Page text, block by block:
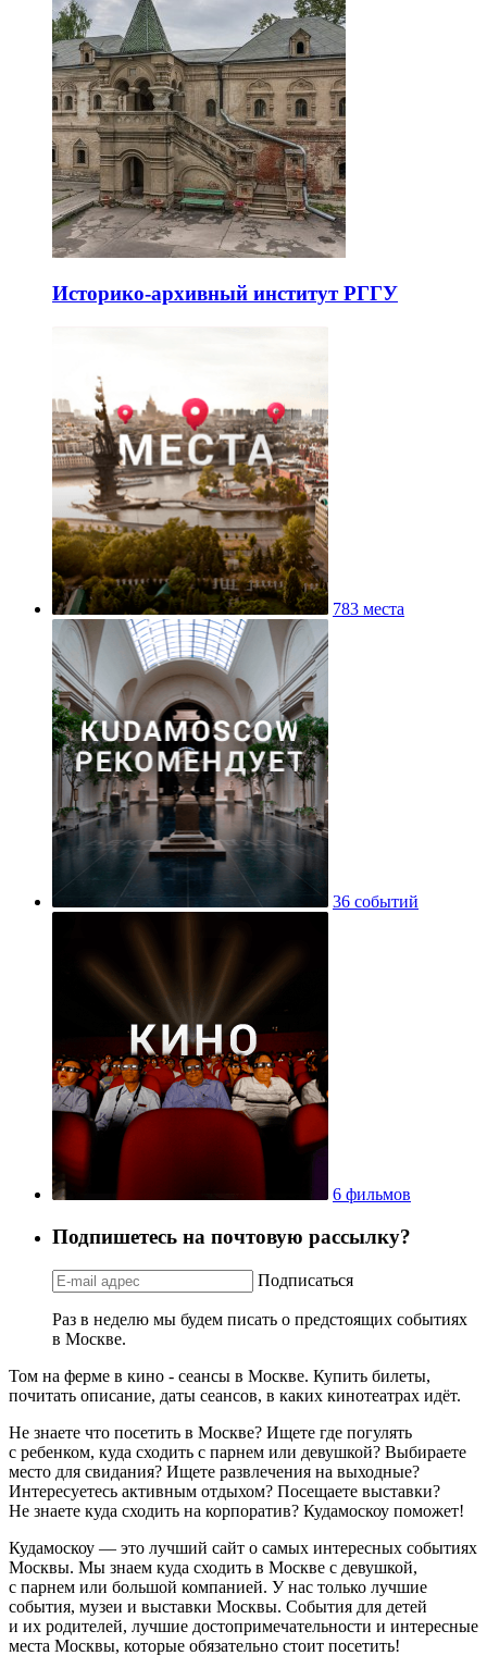
Историко-архивный институт РГГУ
783 места
36 событий
6 фильмов
Подпишетесь на почтовую рассылку?
Подписаться
Раз в неделю мы будем писать о предстоящих событиях
в Москве.
Том на ферме в кино - сеансы в Москве. Купить билеты,
почитать описание, даты сеансов, в каких кинотеатрах идёт.
Не знаете что посетить в Москве? Ищете где погулять
с ребенком, куда сходить с парнем или девушкой? Выбираете
место для свидания? Ищете развлечения на выходные?
Интересуетесь активным отдыхом? Посещаете выставки?
Не знаете куда сходить на корпоратив? Кудамоскоу поможет!
Кудамоскоу — это лучший сайт о самых интересных событиях
Москвы. Мы знаем куда сходить в Москве с девушкой,
с парнем или большой компанией. У нас только лучшие
события, музеи и выставки Москвы. События для детей
и их родителей, лучшие достопримечательности и интересные
места Москвы, которые обязательно стоит посетить!